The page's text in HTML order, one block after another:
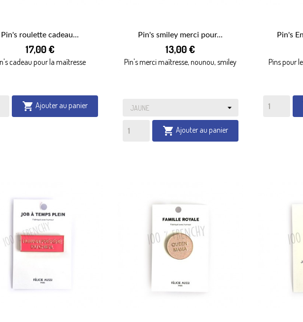
APERÇU RAPIDE
Pin's roulette cadeau...
17,00 €
cadeau pour la maîtresse
 Ajouter au panier
APERÇU RAPIDE
Pin's smiley merci pour...
13,00 €
Pin's merci maîtresse, nounou, smiley
 Ajouter au panier
Pin's
Pins pour